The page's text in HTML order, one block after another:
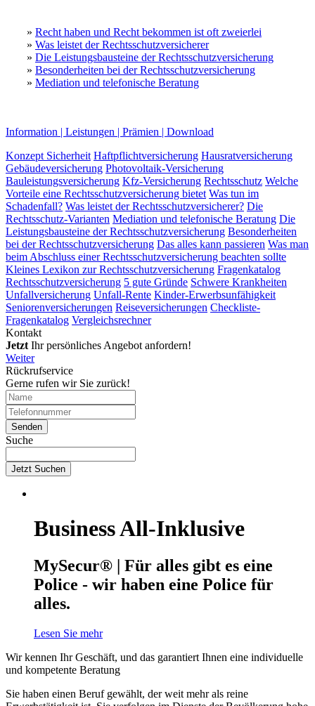
» Recht haben und Recht bekommen ist oft zweierlei
» Was leistet der Rechtsschutzversicherer
» Die Leistungsbausteine der Rechtsschutzversicherung
» Besonderheiten bei der Rechtsschutzversicherung
» Mediation und telefonische Beratung
Information | Leistungen | Prämien | Download
Konzept Sicherheit Haftpflichtversicherung Hausratversicherung
Gebäudeversicherung Photovoltaik-Versicherung
Bauleistungsversicherung Kfz-Versicherung Rechtsschutz Welche
Vorteile eine Rechtsschutzversicherung bietet Was tun im
Schadenfall? Was leistet der Rechtsschutzversicherer? Die
Rechtsschutz-Varianten Mediation und telefonische Beratung Die
Leistungsbausteine der Rechtsschutzversicherung Besonderheiten
bei der Rechtsschutzversicherung Das alles kann passieren Was man
beim Abschluss einer Rechtsschutzversicherung beachten sollte
Kleines Lexikon zur Rechtsschutzversicherung Fragenkatalog
Rechtsschutzversicherung 5 gute Gründe Schwere Krankheiten
Unfallversicherung Unfall-Rente Kinder-Erwerbsunfähigkeit
Seniorenversicherungen Reiseversicherungen Checkliste-
Fragenkatalog Vergleichsrechner
Kontakt
Jetzt Ihr persönliches Angebot anfordern!
Weiter
Rückrufservice
Gerne rufen wir Sie zurück!
Suche
Jetzt Suchen
Business All-Inklusive
MySecur® | Für alles gibt es eine
Police - wir haben eine Police für
alles.
Lesen Sie mehr
Wir kennen Ihr Geschäft, und das garantiert Ihnen eine individuelle
und kompetente Beratung
Sie haben einen Beruf gewählt, der weit mehr als reine